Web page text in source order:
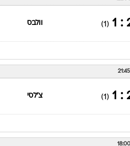
2
(1) וולבס
21:45
2
(1) צ'לסי
18:00